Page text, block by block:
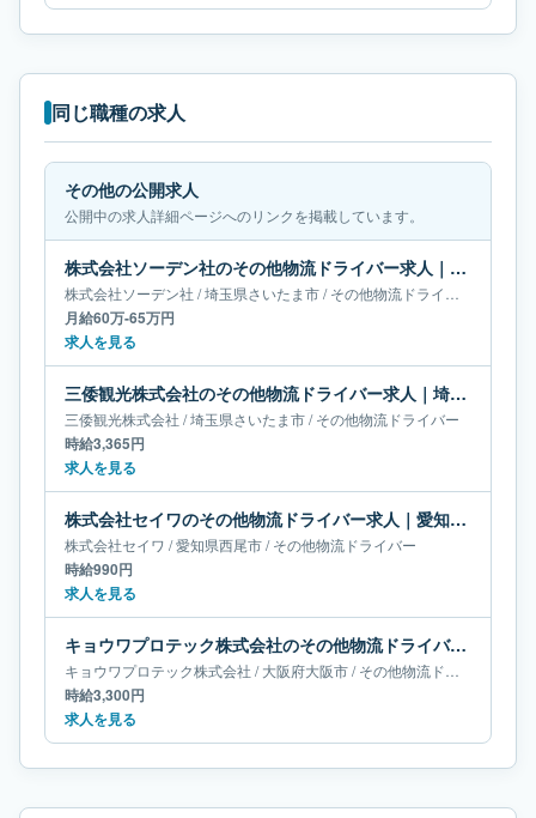
同じ職種の求人
その他の公開求人
公開中の求人詳細ページへのリンクを掲載しています。
株式会社ソーデン社のその他物流ドライバー求人｜埼玉県さいたま市｜月給60万-65万円
株式会社ソーデン社 /埼玉県さいたま市/その他物流ドライバー
月給60万-65万円
求人を見る
三倭観光株式会社のその他物流ドライバー求人｜埼玉県さいたま市
三倭観光株式会社 /埼玉県さいたま市/その他物流ドライバー
時給3,365円
求人を見る
株式会社セイワのその他物流ドライバー求人｜愛知県西尾市
株式会社セイワ /愛知県西尾市/その他物流ドライバー
時給990円
求人を見る
キョウワプロテック株式会社のその他物流ドライバー求人｜大阪府大阪市
キョウワプロテック株式会社 /大阪府大阪市/その他物流ドライバー
時給3,300円
求人を見る